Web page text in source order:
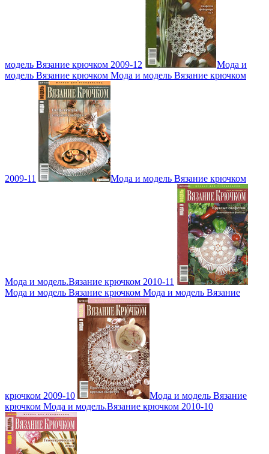
модель Вязание крючком 2009-12
Мода и
модель Вязание крючком Мода и модель Вязание крючком
2009-11 Мода и модель Вязание крючком
Мода и модель.Вязание крючком 2010-11
Мода и модель Вязание крючком Мода и модель Вязание
крючком 2009-10
Мода и модель Вязание
крючком Мода и модель.Вязание крючком 2010-10